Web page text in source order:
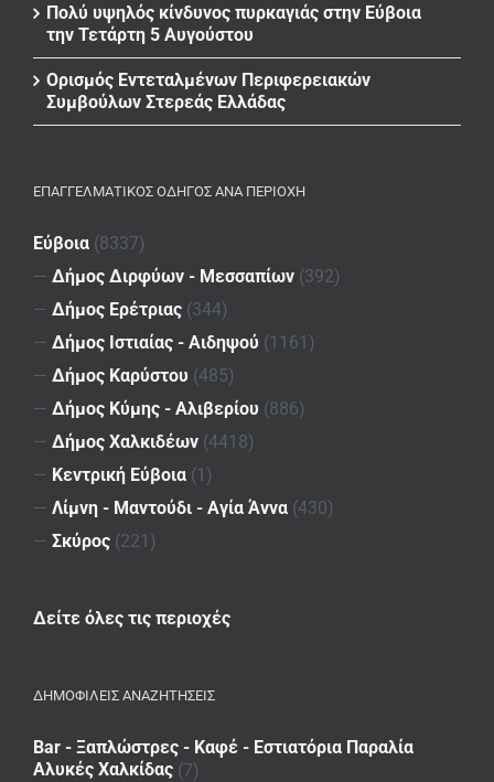
Πολύ υψηλός κίνδυνος πυρκαγιάς στην Εύβοια
την Τετάρτη 5 Αυγούστου
Ορισμός Εντεταλμένων Περιφερειακών
Συμβούλων Στερεάς Ελλάδας
ΕΠΑΓΓΕΛΜΑΤΙΚΌΣ ΟΔΗΓΌΣ ΑΝΆ ΠΕΡΙΟΧΉ
Εύβοια (8337)
— Δήμος Διρφύων - Μεσσαπίων (392)
— Δήμος Ερέτριας (344)
— Δήμος Ιστιαίας - Αιδηψού (1161)
— Δήμος Καρύστου (485)
— Δήμος Κύμης - Αλιβερίου (886)
— Δήμος Χαλκιδέων (4418)
— Κεντρική Εύβοια (1)
— Λίμνη - Μαντούδι - Αγία Άννα (430)
— Σκύρος (221)
Δείτε όλες τις περιοχές
ΔΗΜΟΦΙΛΕΙΣ ΑΝΑΖΗΤΗΣΕΙΣ
Bar - Ξαπλώστρες - Καφέ - Εστιατόρια Παραλία
Αλυκές Χαλκίδας (7)